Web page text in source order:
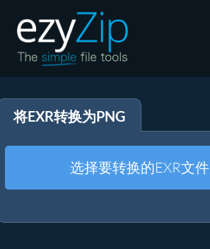
解压
其他工具
将EXR转换为PNG
选择要转换的EXR文件